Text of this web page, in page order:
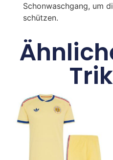
Schonwaschgang, um
schützen.